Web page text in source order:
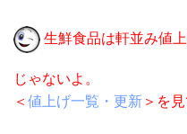
生鮮食品は軒並み値
じゃないよ。
＜ 値上げ一覧・更新 ＞を見